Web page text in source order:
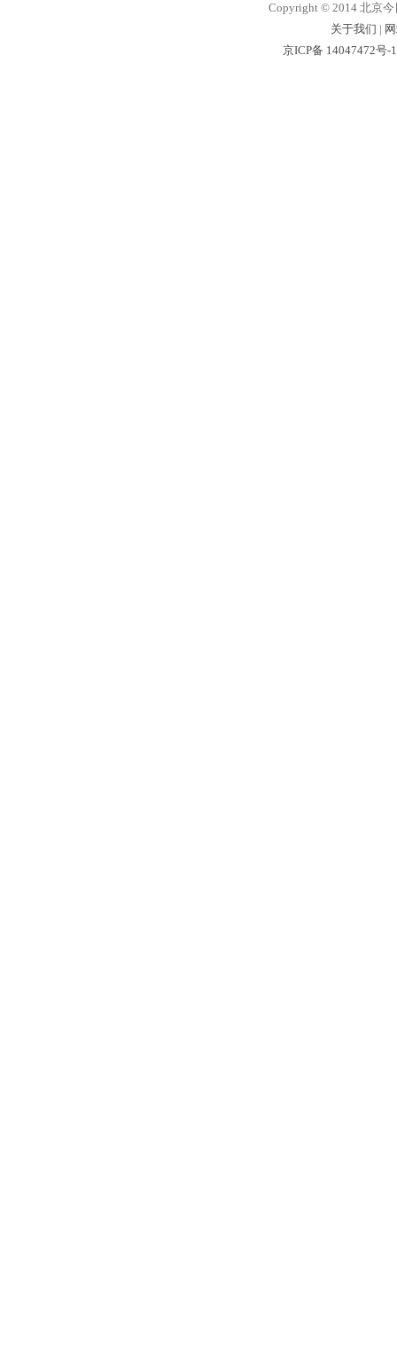
Copyright © 2014 北京今
关于我们 |
京ICP备 14047472号-